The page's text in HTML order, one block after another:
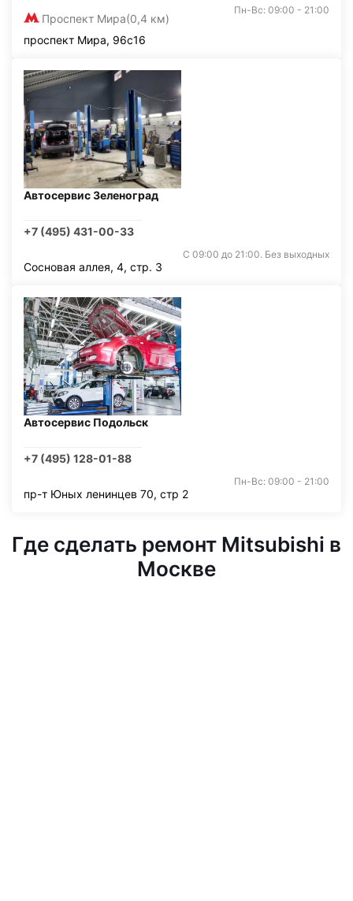
Проспект Мира(0,4 км)
Пн-Вс: 09:00 - 21:00
проспект Мира, 96с16
Автосервис Зеленоград
+7 (495) 431-00-33
С 09:00 до 21:00. Без выходных
Сосновая аллея, 4, стр. 3
Автосервис Подольск
+7 (495) 128-01-88
Пн-Вс: 09:00 - 21:00
пр-т Юных ленинцев 70, стр 2
Где сделать ремонт Mitsubishi в
Москве